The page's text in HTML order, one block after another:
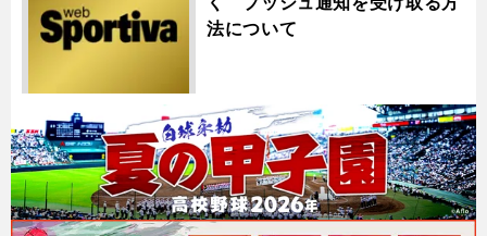
法について